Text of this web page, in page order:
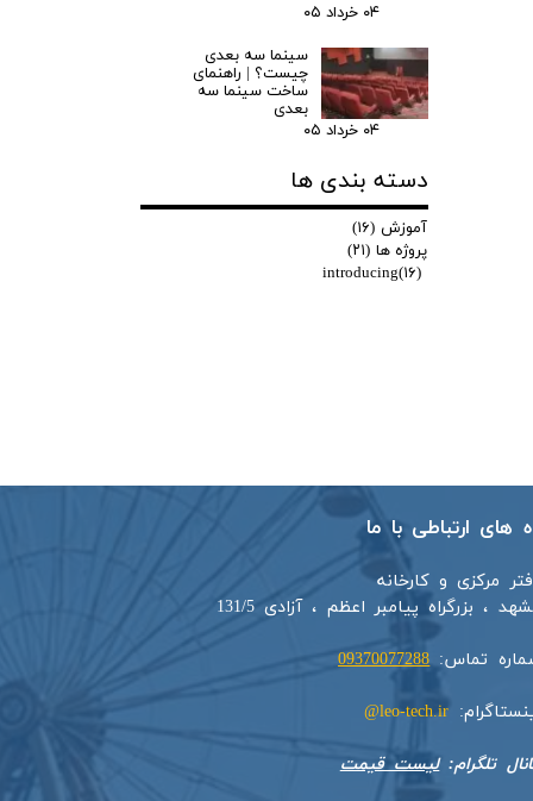
۰۴ خرداد ۰۵
سینما سه بعدی
چیست؟ | راهنمای
ساخت سینما سه
بعدی
۰۴ خرداد ۰۵
دسته بندی ها
آموزش (۱۶)
پروژه ها (۲۱)
introducing(۱۶)
های ارتباطی با ما
مرکزی و کارخانه
، بزرگراه پیامبر اعظم ، آزادی 131/5​​
تماس:09370077288
leo-tech.ir@
تلگرام:لیست قیمت